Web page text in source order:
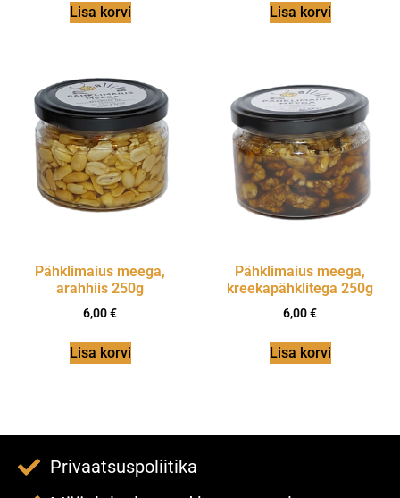
Lisa korvi Lisa korvi
Pähklimaius meega,
arahhiis 250g
6,00€
Lisa korvi
Pähklimaius meega,
kreekapähklitega 250g
6,00€
Lisa korvi
Privaatsuspoliitika